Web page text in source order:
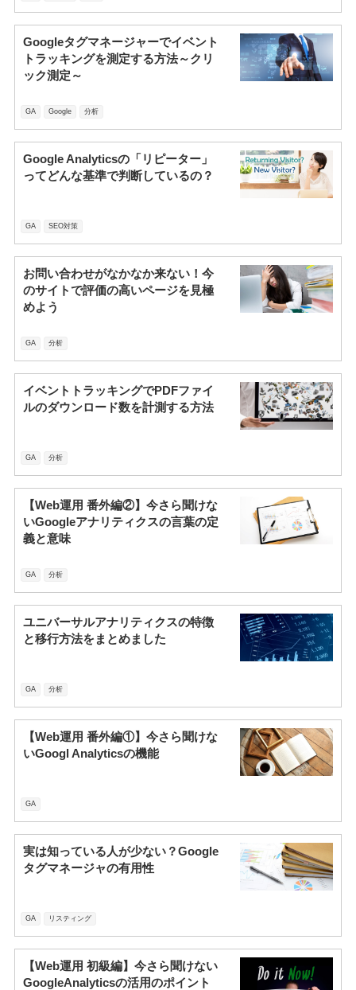
Googleタグマネージャーでイベント
トラッキングを測定する方法～クリ
ック測定～
GA Google 分析
Google Analyticsの「リピーター」
ってどんな基準で判断しているの？
GA SEO対策
お問い合わせがなかなか来ない！今
のサイトで評価の高いページを見極
めよう
GA 分析
イベントトラッキングでPDFファイ
ルのダウンロード数を計測する方法
GA 分析
【Web運用 番外編②】今さら聞けな
いGoogleアナリティクスの言葉の定
義と意味
GA 分析
ユニバーサルアナリティクスの特徴
と移行方法をまとめました
GA 分析
【Web運用 番外編①】今さら聞けな
いGoogl Analyticsの機能
GA
実は知っている人が少ない？Google
タグマネージャの有用性
GA リスティング
【Web運用 初級編】今さら聞けない
GoogleAnalyticsの活用のポイント